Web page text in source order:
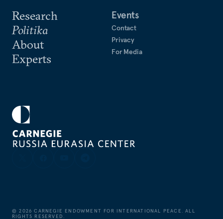
Research
Politika
About
Experts
Events
Contact
Privacy
For Media
©2026 CARNEGIE ENDOWMENT FOR INTERNATIONAL PEACE. ALL
RIGHTS RESERVED.